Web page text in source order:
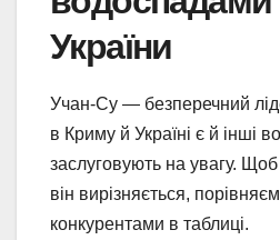
України
Учан-Су — безперечний
в Криму й Україні є й інші
заслуговують на увагу. Щоб
він вирізняється,
конкурентами в таблиці.